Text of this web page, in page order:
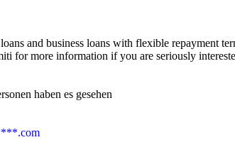
and business loans with flexible repayment
for more information if you are seriously
haben es gesehen